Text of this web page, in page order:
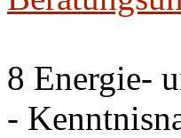
8 Energie-
-